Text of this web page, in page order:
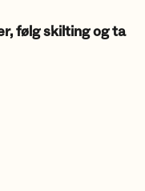
følg skilting og ta